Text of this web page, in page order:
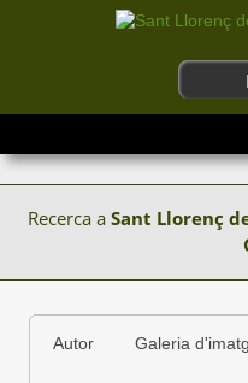
Recerca a Sant Llorenç
Autor Galeria